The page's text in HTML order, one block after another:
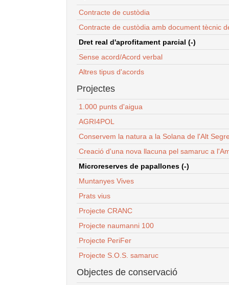
Contracte de custòdia
Contracte de custòdia amb document tècnic
Dret real d'aprofitament parcial (-)
Sense acord/Acord verbal
Altres tipus d'acords
Projectes
1.000 punts d'aigua
AGRI4POL
Conservem la natura a la Solana de l'Alt
Creació d'una nova llacuna pel samaruc a
Microreserves de papallones (-)
Muntanyes Vives
Prats vius
Projecte CRANC
Projecte naumanni 100
Projecte PeriFer
Projecte S.O.S. samaruc
Objectes de conservació